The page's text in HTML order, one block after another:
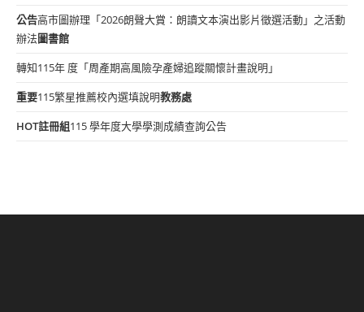
公告高市圖辦理「2026朗聲大賞：朗讀文本演出影片徵選活動」之活動
辦法圖書館
轉知115年 度「周產期高風險孕產婦追蹤關懷計畫說明」
重要115繁星推薦校內選填說明教務處
HOT註冊組115 學年度大學學測成績查詢公告